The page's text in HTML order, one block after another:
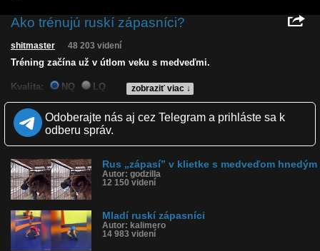
Ako trénujú ruskí zápasníci?
zobraziť viac ↓
shitmaster 48 203 videní
Tréning začína už v útlom veku s medveďmi.
Kvalita: NQ
LQ
Zverejnené: 15.11.2013 16:17
Páči sa: 50% (128 hlasov)
Obľúbené: 41
Komentárov: 96
Dľžka: 6:03
Tagy: zápasníci, zápasí, medveď, rusko, zápasník, s medveďom
História sledovanosti videa:
Odoberajte nás aj cez Telegram a prihláste sa k
odberu správ.
Rus „zápasí” v klietke s medveďom hnedým
Autor: godzilla
12 150 videní
Mladí ruskí zápasníci
Autor: kalimero
14 983 videní